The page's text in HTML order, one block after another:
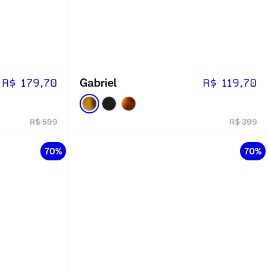
R$ 179,70
R$ 599
Gabriel R$ 119,70
R$ 399
70% 70%